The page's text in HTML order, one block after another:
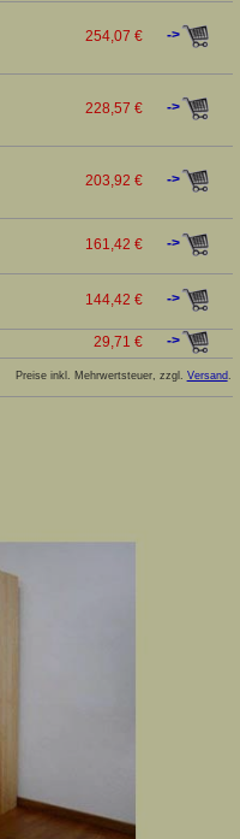
254,07 € ->
228,57 € ->
203,92 € ->
161,42 € ->
144,42 € ->
29,71 € ->
Preise inkl. Mehrwertsteuer, zzgl. Versand